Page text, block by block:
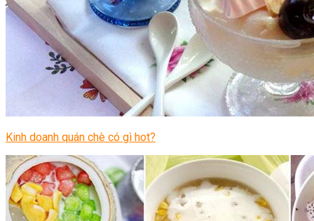
Kinh doanh quán chè có gì hot?